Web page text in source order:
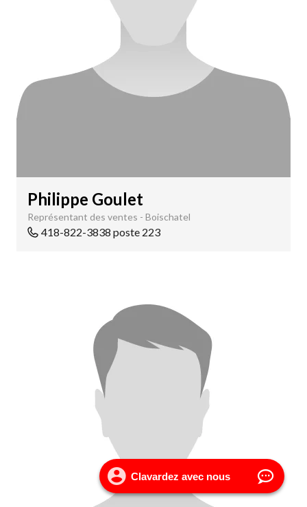
Philippe Goulet
Représentant des ventes - Boischatel
418-822-3838 poste 223